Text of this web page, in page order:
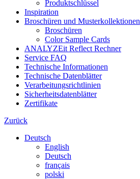
Produktschlüssel
Inspiration
Broschüren und Musterkollektionen
Broschüren
Color Sample Cards
ANALYZEit Reflect Rechner
Service FAQ
Technische Informationen
Technische Datenblätter
Verarbeitungsrichtlinien
Sicherheitsdatenblätter
Zertifikate
Zurück
Deutsch
English
Deutsch
français
polski